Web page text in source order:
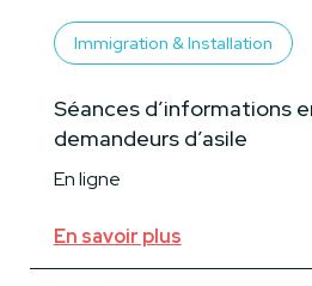
Immigration & Installation
Séances d’informations
demandeurs d’asile
En ligne
En savoir plus